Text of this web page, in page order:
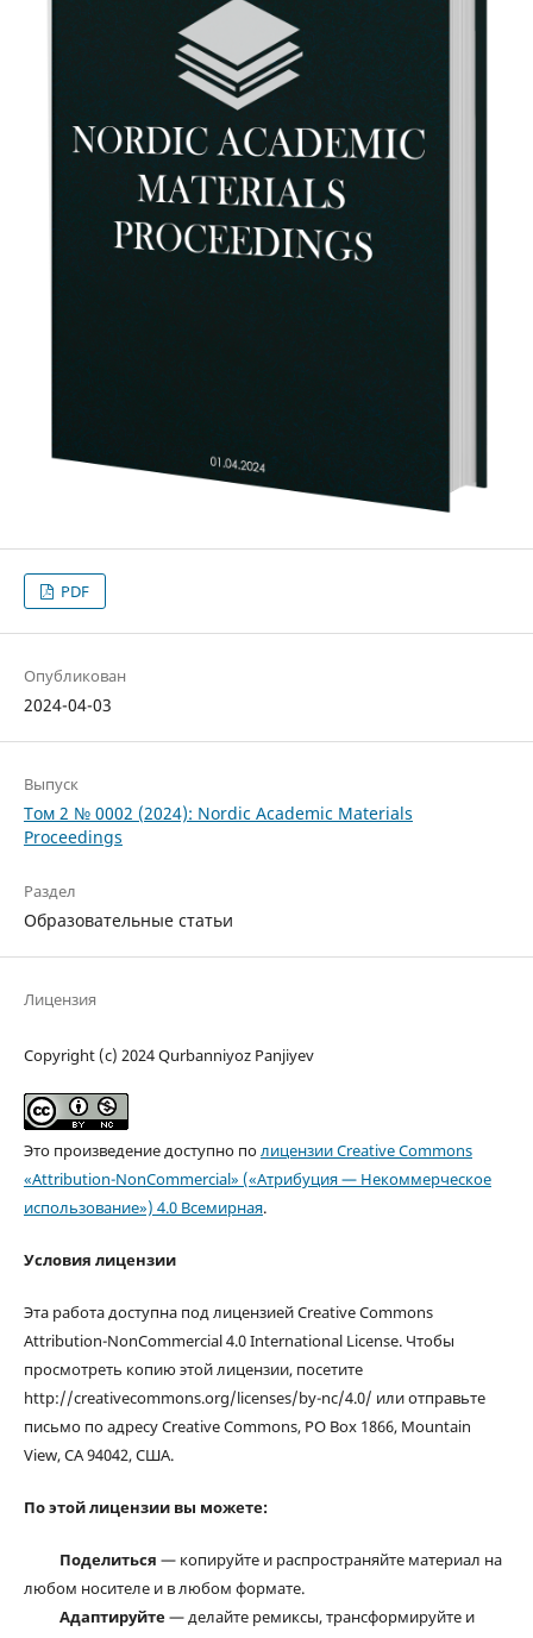
PDF
Опубликован
2024-04-03
Выпуск
Том 2 № 0002 (2024): Nordic Academic Materials
Proceedings
Раздел
Образовательные статьи
Лицензия
Copyright (c) 2024 Qurbanniyoz Panjiyev
Это произведение доступно полицензии Creative Commons
«Attribution-NonCommercial» («Атрибуция — Некоммерческое
использование») 4.0 Всемирная.
Условия лицензии
Эта работа доступна под лицензией Creative Commons
Attribution-NonCommercial 4.0 International License. Чтобы
просмотреть копию этой лицензии, посетите
http://creativecommons.org/licenses/by-nc/4.0/ или отправьте
письмо по адресу Creative Commons, PO Box 1866, Mountain
View, CA 94042, США.
По этой лицензии вы можете:
Поделиться — копируйте и распространяйте материал на
любом носителе и в любом формате.
Адаптируйте— делайте ремиксы, трансформируйте и